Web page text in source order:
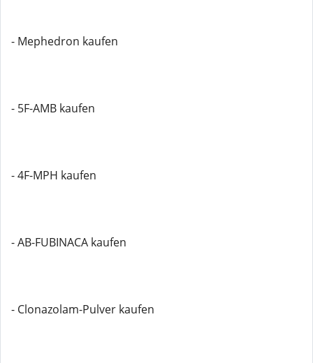
- Mephedron kaufen
- 5F-AMB kaufen
- 4F-MPH kaufen
- AB-FUBINACA kaufen
- Clonazolam-Pulver kaufen